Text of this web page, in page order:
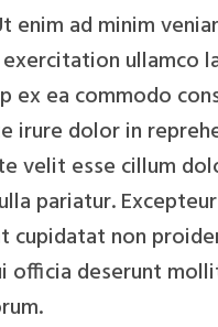
enim ad minim
ullamco
ex ea commodo
irure dolor in
velit esse cillum
pariatur.
cupidatat non
officia deserunt